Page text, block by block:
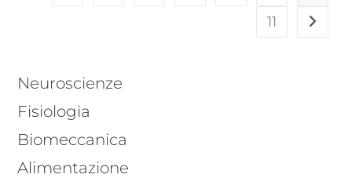
11
Neuroscienze
Fisiologia
Biomeccanica
Alimentazione